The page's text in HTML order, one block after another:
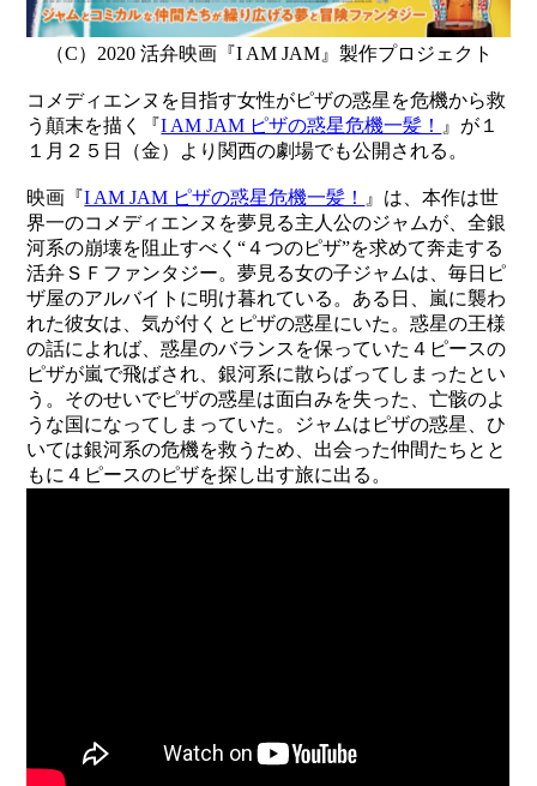
（C）2020 活弁映画『I AM JAM』製作プロジェクト
コメディエンヌを目指す女性がピザの惑星を危機から救
う顛末を描く『I AM JAM ピザの惑星危機一髪！
』が１
１月２５日（金）より関西の劇場でも公開される。
映画『I AM JAM ピザの惑星危機一髪！
』は、本作は世
界一のコメディエンヌを夢見る主人公のジャムが、全銀
河系の崩壊を阻止すべく“４つのピザ”を求めて奔走する
活弁ＳＦファンタジー。夢見る女の子ジャムは、毎日ピ
ザ屋のアルバイトに明け暮れている。ある日、嵐に襲わ
れた彼女は、気が付くとピザの惑星にいた。惑星の王様
の話によれば、惑星のバランスを保っていた４ピースの
ピザが嵐で飛ばされ、銀河系に散らばってしまったとい
う。そのせいでピザの惑星は面白みを失った、亡骸のよ
うな国になってしまっていた。ジャムはピザの惑星、ひ
いては銀河系の危機を救うため、出会った仲間たちとと
もに４ピースのピザを探し出す旅に出る。